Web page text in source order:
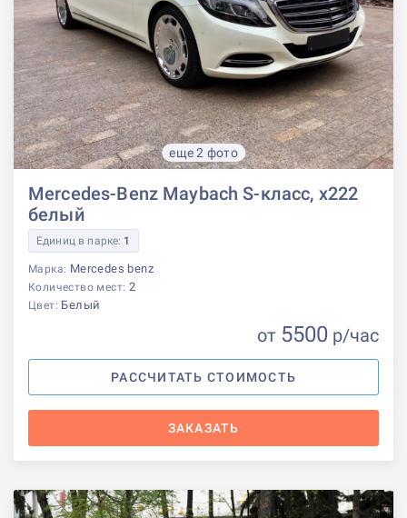
еще 2 фото
Mercedes-Benz Maybach S-класс, x222
белый
Единиц в парке: 1
Марка: Mercedes benz
Количество мест: 2
Цвет: Белый
от 5500 р/час
РАССЧИТАТЬ СТОИМОСТЬ
ЗАКАЗАТЬ